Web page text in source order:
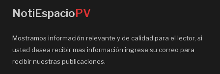
NotiEspacio PV
Mostramos información relevante y de calidad para el lector, si
usted desea recibir mas información ingrese su correo para
recibir nuestras publicaciones.